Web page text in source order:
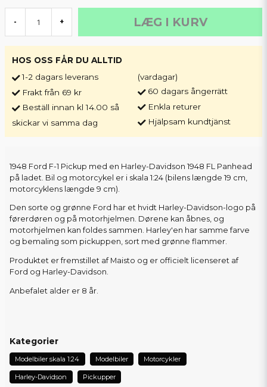
- + LÆG I KURV
HOS OSS FÅR DU ALLTID
1-2 dagars leverans
Frakt från 69 kr
Beställ innan kl 14.00 så
skickar vi samma dag
(vardagar)
60 dagars ångerrätt
Enkla returer
Hjälpsam kundtjänst
1948 Ford F-1 Pickup med en Harley-Davidson 1948 FL Panhead
på ladet. Bil og motorcykel er i skala 1:24 (bilens længde 19 cm,
motorcyklens længde 9 cm).
Den sorte og grønne Ford har et hvidt Harley-Davidson-logo på
førerdøren og på motorhjelmen. Dørene kan åbnes, og
motorhjelmen kan foldes sammen. Harley'en har samme farve
og bemaling som pickuppen, sort med grønne flammer.
Produktet er fremstillet af Maisto og er officielt licenseret af
Ford og Harley-Davidson.
Anbefalet alder er 8 år.
Kategorier
Modelbiler skala 1:24 Modelbiler Motorcykler
Harley-Davidson Pickupper